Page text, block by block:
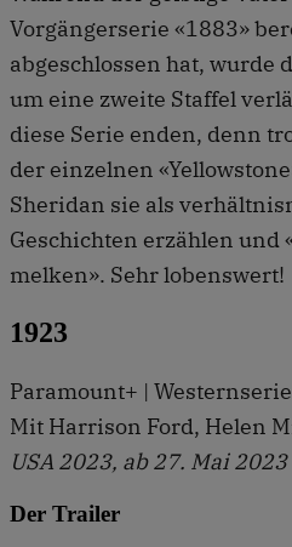
Vorgängerserie «1883»
abgeschlossen hat, wurde
um eine zweite Staffel
diese Serie enden, denn
der einzelnen
Sheridan sie als
Geschichten erzählen und
melken». Sehr lobenswert!
1923
Paramount+ |
Mit Harrison Ford, Helen
USA 2023, ab 27. Mai 2023
Der Trailer